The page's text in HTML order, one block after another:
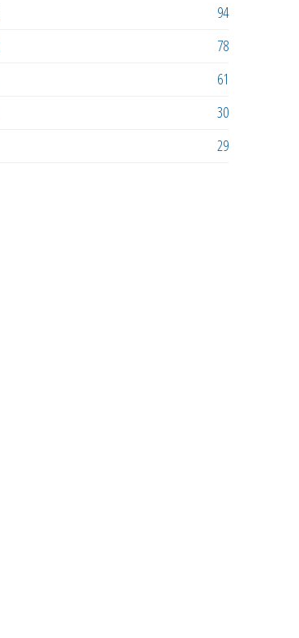
94
78
61
30
29